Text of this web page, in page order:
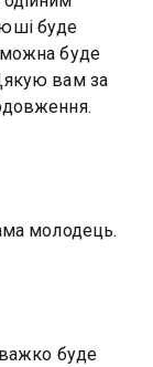
буде
буде
вам за
молодець.
буде